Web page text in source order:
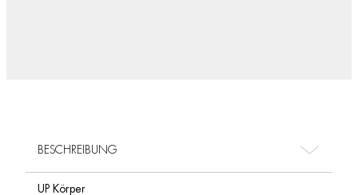
BESCHREIBUNG
UP Körper